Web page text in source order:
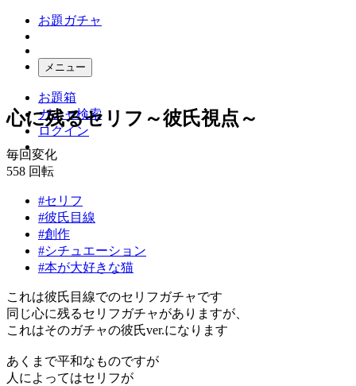
お題ガチャ
メニュー
お題箱
ガチャ検索
ログイン
心に残るセリフ～彼氏視点～
毎回変化
558 回転
#セリフ
#彼氏目線
#創作
#シチュエーション
#本が大好きな猫
これは彼氏目線でのセリフガチャです
同じ心に残るセリフガチャがありますが、
これはそのガチャの彼氏ver.になります
あくまで平和なものですが
人によってはセリフが